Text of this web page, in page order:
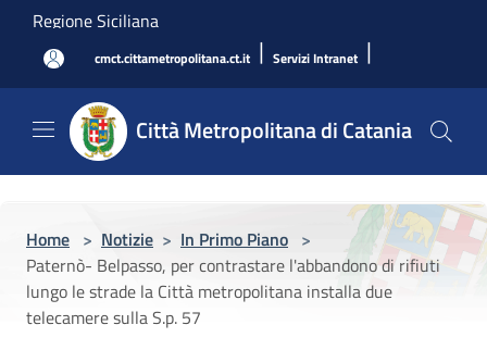
Salta al contenuto principale
Regione Siciliana
cmct.cittametropolitana.ct.it | Servizi Intranet |
Città Metropolitana di Catania
Home > Notizie > In Primo Piano >
Paternò- Belpasso, per contrastare l'abbandono di rifiuti
lungo le strade la Città metropolitana installa due
telecamere sulla S.p. 57